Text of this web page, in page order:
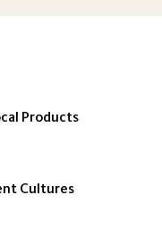
Products
Cultures